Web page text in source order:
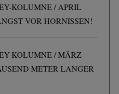
KOLUMNE / APRIL
VOR HORNISSEN!
KOLUMNE / MÄRZ
METER LANGER